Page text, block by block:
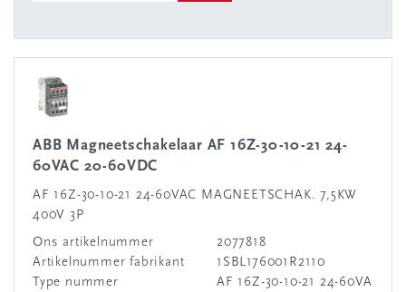
ABB Magneetschakelaar AF 16Z-30-10-21 24-
60VAC 20-60VDC
AF 16Z-30-10-21 24-60VAC MAGNEETSCHAK. 7,5KW
400V 3P
Ons artikelnummer
2077818
Artikelnummer fabrikant
1SBL176001R2110
Type nummer
AF 16Z-30-10-21 24-60VA